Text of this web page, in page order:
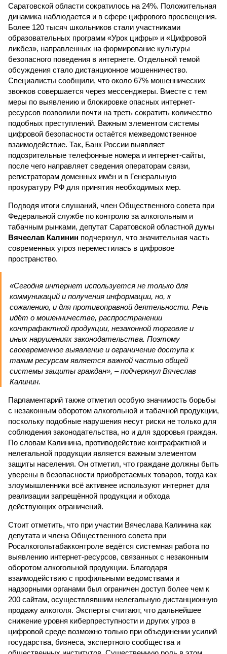
Саратовской области сократилось на 24%. Положительная
динамика наблюдается и в сфере цифрового просвещения.
Более 120 тысяч школьников стали участниками
образовательных программ «Урок цифры» и «Цифровой
ликбез», направленных на формирование культуры
безопасного поведения в интернете. Отдельной темой
обсуждения стало дистанционное мошенничество.
Специалисты сообщили, что около 67% мошеннических
звонков совершается через мессенджеры. Вместе с тем
меры по выявлению и блокировке опасных интернет-
ресурсов позволили почти на треть сократить количество
подобных преступлений. Важным элементом системы
цифровой безопасности остаётся межведомственное
взаимодействие. Так, Банк России выявляет
подозрительные телефонные номера и интернет-сайты,
после чего направляет сведения операторам связи,
регистраторам доменных имён и в Генеральную
прокуратуру РФ для принятия необходимых мер.
Подводя итоги слушаний, член Общественного совета при
Федеральной службе по контролю за алкогольным и
табачным рынками, депутат Саратовской областной думы
Вячеслав Калинин подчеркнул, что значительная часть
современных угроз переместилась в цифровое
пространство.
«Сегодня интернет используется не только для
коммуникаций и получения информации, но, к
сожалению, и для противоправной деятельности. Речь
идёт о мошенничестве, распространении
контрафактной продукции, незаконной торговле и
иных нарушениях законодательства. Поэтому
своевременное выявление и ограничение доступа к
таким ресурсам является важной частью общей
системы защиты граждан», – подчеркнул Вячеслав
Калинин.
Парламентарий также отметил особую значимость борьбы
с незаконным оборотом алкогольной и табачной продукции,
поскольку подобные нарушения несут риски не только для
соблюдения законодательства, но и для здоровья граждан.
По словам Калинина, противодействие контрафактной и
нелегальной продукции является важным элементом
защиты населения. Он отметил, что граждане должны быть
уверены в безопасности приобретаемых товаров, тогда как
злоумышленники всё активнее используют интернет для
реализации запрещённой продукции и обхода
действующих ограничений.
Стоит отметить, что при участии Вячеслава Калинина как
депутата и члена Общественного совета при
Росалкогольтабакконтроле ведётся системная работа по
выявлению интернет-ресурсов, связанных с незаконным
оборотом алкогольной продукции. Благодаря
взаимодействию с профильными ведомствами и
надзорными органами был ограничен доступ более чем к
200 сайтам, осуществлявшим нелегальную дистанционную
продажу алкоголя. Эксперты считают, что дальнейшее
снижение уровня киберпреступности и других угроз в
цифровой среде возможно только при объединении усилий
государства, бизнеса, экспертного сообщества и